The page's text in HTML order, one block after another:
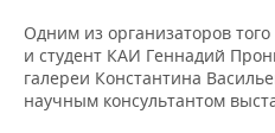
Одним из организаторов
и студент КАИ Геннадий
галереи Константина
научным консультантом